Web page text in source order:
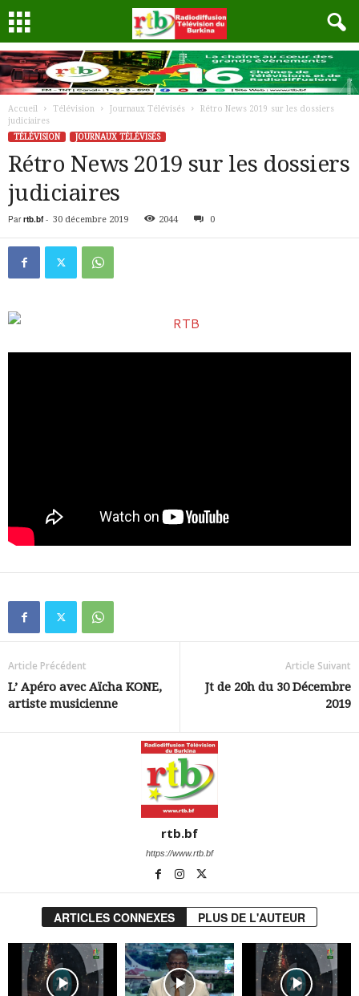
Accueil Télévision Journaux Télévisés
Rétro News 2019 sur les dossiers
judiciaires
TÉLÉVISION
JOURNAUX TÉLÉVISÉS
Rétro News 2019 sur les dossiers
judiciaires
Par rtb.bf- 30 décembre 2019 2044 0
Article Précédent
L’ Apéro avec Aïcha KONE,
artiste musicienne
Article Suivant
Jt de 20h du 30 Décembre
2019
rtb.bf
https://www.rtb.bf
ARTICLES CONNEXES PLUS DE L'AUTEUR